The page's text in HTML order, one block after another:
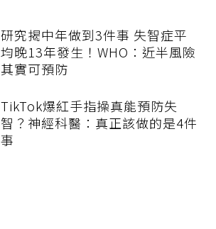
研究揭中年做到3件事 失智症平
均晚13年發生！WHO：近半風險
其實可預防
TikTok爆紅手指操真能預防失
智？神經科醫：真正該做的是4件
事